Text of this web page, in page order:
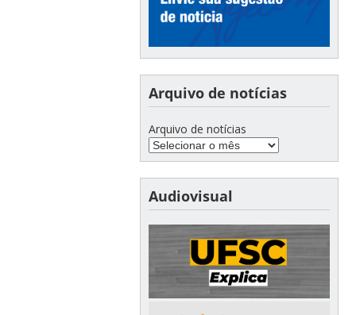
Arquivo de notícias
Arquivo de notícias
Audiovisual